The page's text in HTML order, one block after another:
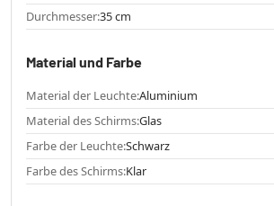
Durchmesser:35 cm
Material und Farbe
Material der Leuchte:Aluminium
Material des Schirms:Glas
Farbe der Leuchte:Schwarz
Farbe des Schirms:Klar